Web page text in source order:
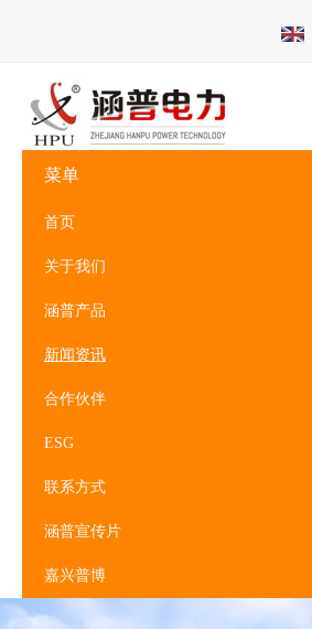
菜单
首页
关于我们
涵普产品
新闻资讯
合作伙伴
ESG
联系方式
涵普宣传片
嘉兴普博